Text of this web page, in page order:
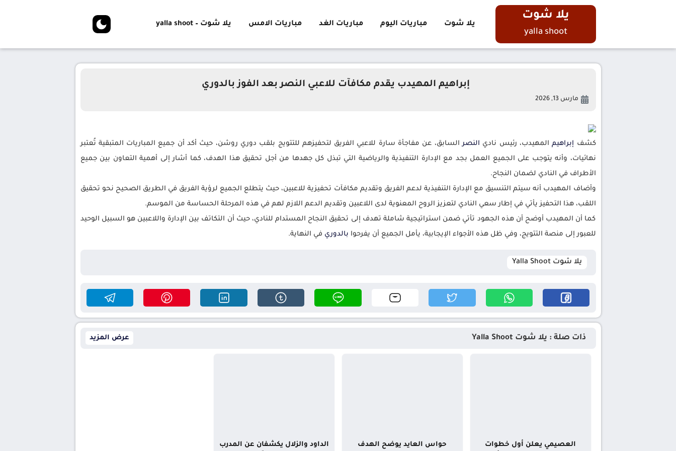
يلا شوت
yalla shoot
يلا شوت مباريات اليوم مباريات الغد مباريات الامس يلا شوت – yalla shoot
إبراهيم المهيدب يقدم مكافآت للاعبي النصر بعد الفوز بالدوري
مارس 13, 2026
كشف إبراهيمالمهيدب، رئيس نادي النصرالسابق، عن مفاجأة سارة للاعبي الفريق لتحفيزهم للتتويج بلقب دوري روشن، حيث أكد أن جميع المباريات المتبقية تُعتبر
نهائيات، وأنه يتوجب على الجميع العمل بجد مع الإدارة التنفيذية والرياضية التي تبذل كل جهدها من أجل تحقيق هذا الهدف، كما أشار إلى أهمية التعاون بين جميع
الأطراف في النادي لضمان النجاح.
وأضاف المهيدب أنه سيتم التنسيق مع الإدارة التنفيذية لدعم الفريق وتقديم مكافآت تحفيزية للاعبين، حيث يتطلع الجميع لرؤية الفريق في الطريق الصحيح نحو تحقيق
اللقب، هذا التحفيز يأتي في إطار سعي النادي لتعزيز الروح المعنوية لدى اللاعبين وتقديم الدعم اللازم لهم في هذه المرحلة الحساسة من الموسم.
كما أن المهيدب أوضح أن هذه الجهود تأتي ضمن استراتيجية شاملة تهدف إلى تحقيق النجاح المستدام للنادي، حيث أن التكاتف بين الإدارة واللاعبين هو السبيل الوحيد
للعبور إلى منصة التتويج، وفي ظل هذه الأجواء الإيجابية، يأمل الجميع أن يفرحوا بالدوري في النهاية.
يلا شوت Yalla Shoot
ذات صلة : يلا شوت Yalla Shoot عرض المزيد
العصيمي يعلن أول خطوات حواس العايد يوضح الهدف الداود والزلال يكشفان عن المدرب